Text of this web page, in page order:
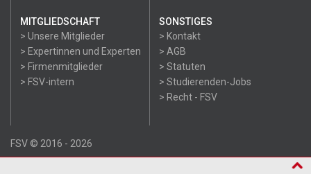
MITGLIEDSCHAFT
> Unsere Mitglieder
> Expertinnen und Experten
> Firmenmitglieder
> FSV-intern
SONSTIGES
> Kontakt
> AGB
> Statuten
> Studierenden-Jobs
> Recht - FSV
FSV © 2016 - 2026